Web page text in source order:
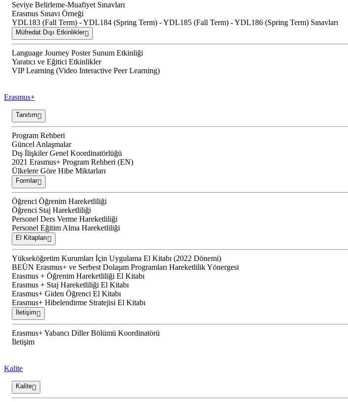
Seviye Belirleme-Muafiyet Sınavları
Erasmus Sınavı Örneği
YDL183 (Fall Term) - YDL184 (Spring Term) - YDL185 (Fall Term) - YDL186 (Spring Term) Sınavları
Müfredat Dışı Etkinlikler
Language Journey Poster Sunum Etkinliği
Yaratıcı ve Eğitici Etkinlikler
VIP Learning (Video Interactive Peer Learning)
Erasmus+
Tanıtım
Program Rehberi
Güncel Anlaşmalar
Dış İlişkiler Genel Koordinatörlüğü
2021 Erasmus+ Program Rehberi (EN)
Ülkelere Göre Hibe Miktarları
Formlar
Öğrenci Öğrenim Hareketliliği
Öğrenci Staj Hareketliliği
Personel Ders Verme Hareketliliği
Personel Eğitim Alma Hareketliliği
El Kitapları
Yükseköğretim Kurumları İçin Uygulama El Kitabı (2022 Dönemi)
BEÜN Erasmus+ ve Serbest Dolaşım Programları Hareketlilik Yönergesi
Erasmus + Öğrenim Hareketliliği El Kitabı
Erasmus + Staj Hareketliliği El Kitabı
Erasmus+ Giden Öğrenci El Kitabı
Erasmus+ Hibelendirme Stratejisi El Kitabı
İletişim
Erasmus+ Yabancı Diller Bölümü Koordinatörü
İletişim
Kalite
Kalite